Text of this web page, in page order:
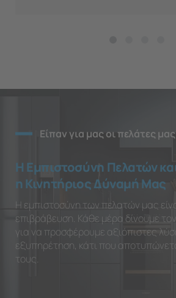
Είπαν για μας οι πελάτες μας
Η Εμπιστοσύνη Πελατών
η Κινητήριος Δύναμή Μας
Η εμπιστοσύνη των πελατών μας
επιβράβευση. Κάθε μέρα δίνουμε
για να προσφέρουμε αξιόπιστες
εξυπηρέτηση, κάτι που
τους.